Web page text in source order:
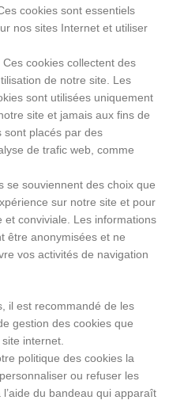
cookies sont essentiels
nos sites Internet et utiliser
Ces cookies collectent des
de notre site. Les
sont utilisées uniquement
site et jamais aux fins de
sont placés par des
de trafic web, comme
se souviennent des choix que
sur notre site et pour
et conviviale. Les informations
être anonymisées et ne
vos activités de navigation
il est recommandé de les
gestion des cookies que
internet.
politique des cookies la
ou refuser les
du bandeau qui apparaît